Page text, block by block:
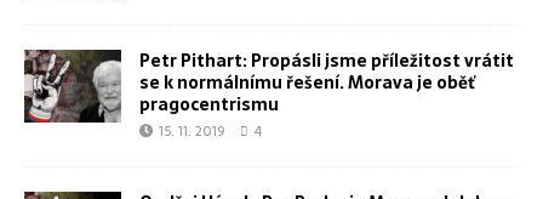
Petr Pithart: Propásli jsme příležitost vrátit
se k normálnímu řešení. Morava je oběť
pragocentrismu
15. 11. 2019 4